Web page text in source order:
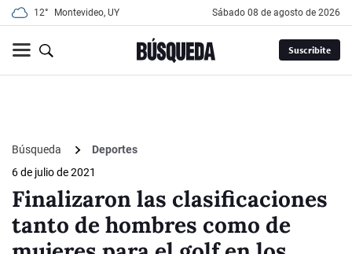
12° Montevideo, UY sábado 08 de agosto de 2026
Suscribite
Búsqueda
Deportes
6 de julio de 2021
Finalizaron las clasificaciones
tanto de hombres como de